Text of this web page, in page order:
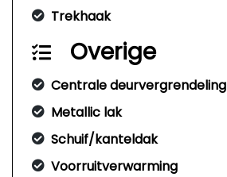
Trekhaak
Overige
Centrale deurvergrendeling
Metallic lak
Schuif/kanteldak
Voorruitverwarming